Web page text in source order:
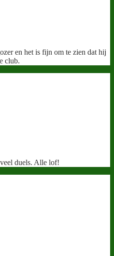
en het is fijn om te zien dat hij
club.
duels. Alle lof!